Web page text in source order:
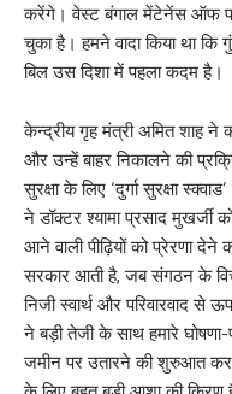
करेंगे। वेस्ट बंगाल मेंटेनेंस ऑफ
चुका है। हमने वादा किया था कि
बिल उस दिशा में पहला कदम है।
केन्द्रीय गृह मंत्री अमित शाह ने
और उन्हें बाहर निकालने की
सुरक्षा के लिए ‘दुर्गा सुरक्षा
ने डॉक्टर श्यामा प्रसाद मुखर्जी
आने वाली पीढ़ियों को प्रेरणा देने
सरकार आती है, जब संगठन के
निजी स्वार्थ और परिवारवाद से
ने बड़ी तेजी के साथ हमारे
जमीन पर उतारने की शुरुआत कर